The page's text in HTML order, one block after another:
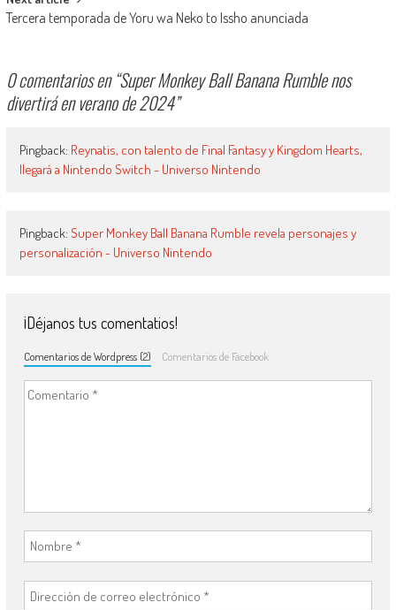
Tercera temporada de Yoru wa Neko to Issho anunciada
0 comentarios en “Super Monkey Ball Banana Rumble nos
divertirá en verano de 2024”
Pingback: Reynatis, con talento de Final Fantasy y Kingdom Hearts,
llegará a Nintendo Switch - Universo Nintendo
Pingback: Super Monkey Ball Banana Rumble revela personajes y
personalización - Universo Nintendo
¡Déjanos tus comentatios!
Comentarios de Wordpress (2) Comentarios de Facebook